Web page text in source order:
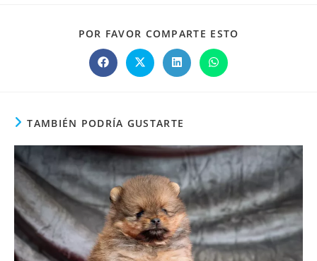
POR FAVOR COMPARTE ESTO
TAMBIÉN PODRÍA GUSTARTE